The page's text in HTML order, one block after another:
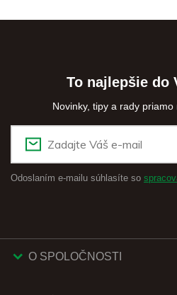
To najlepšie do
Novinky, tipy a rady
Odoslaním e-mailu súhlasíte so
O SPOLOČNOSTI